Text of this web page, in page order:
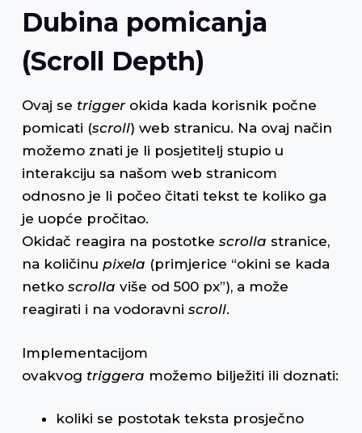
Dubina pomicanja
(Scroll Depth)
Ovaj se triggerokida kada korisnik počne
pomicati (scroll) web stranicu. Na ovaj način
možemo znati je li posjetitelj stupio u
interakciju sa našom web stranicom
odnosno je li počeo čitati tekst te koliko ga
je uopće pročitao.
Okidač reagira na postotke scrolla stranice,
na količinu pixela (primjerice “okini se kada
netko scrolla više od 500 px”), a može
reagirati i na vodoravni scroll.
Implementacijom
ovakvog triggera možemo bilježiti ili doznati:
koliki se postotak teksta prosječno